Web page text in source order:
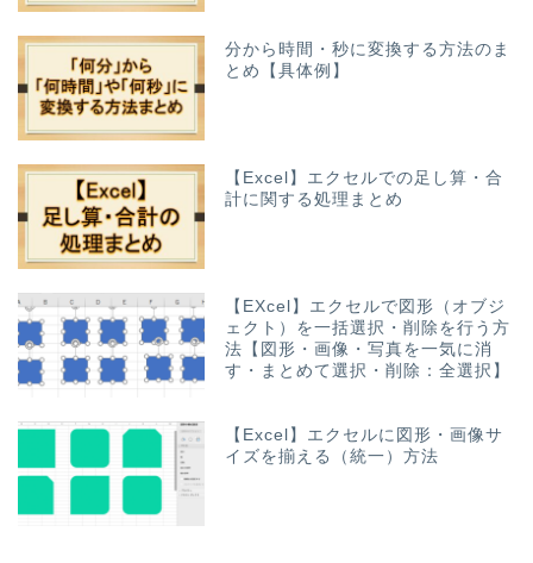
分から時間・秒に変換する方法のま
とめ【具体例】
【Excel】エクセルでの足し算・合
計に関する処理まとめ
【EXcel】エクセルで図形（オブジ
ェクト）を一括選択・削除を行う方
法【図形・画像・写真を一気に消
す・まとめて選択・削除：全選択】
【Excel】エクセルに図形・画像サ
イズを揃える（統一）方法